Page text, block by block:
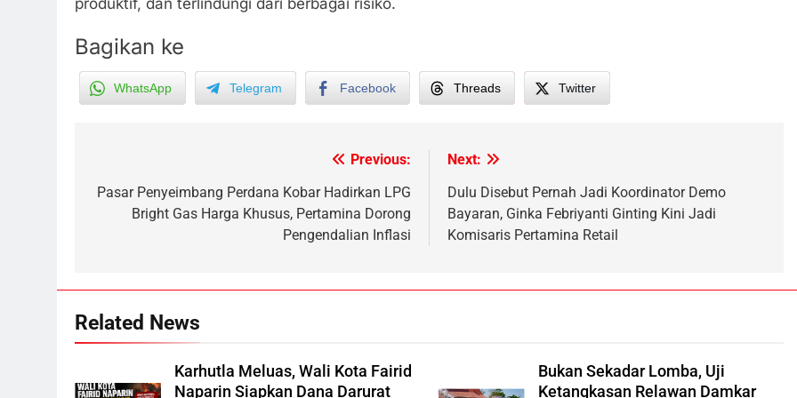
Bagikan ke
WhatsApp Telegram Facebook Threads Twitter
navigation
Previous:
Pasar Penyeimbang Perdana Kobar Hadirkan LPG
Bright Gas Harga Khusus, Pertamina Dorong
Pengendalian Inflasi
Next:
Dulu Disebut Pernah Jadi Koordinator Demo
Bayaran, Ginka Febriyanti Ginting Kini Jadi
Komisaris Pertamina Retail
Related News
Karhutla Meluas, Wali Kota Fairid
Naparin Siapkan Dana Darurat
Bukan Sekadar Lomba, Uji
Ketangkasan Relawan Damkar
5
Ketua dan Empat Komisioner
KPU Kotim Resmi Jadi
Tersangka Dugaan Korupsi
HUKUM DAN KRIMINAL